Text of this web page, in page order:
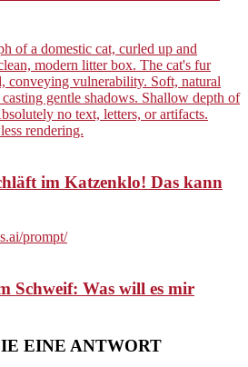
im Katzenklo! Das kann
Schweif: Was will es mir
EINE ANTWORT